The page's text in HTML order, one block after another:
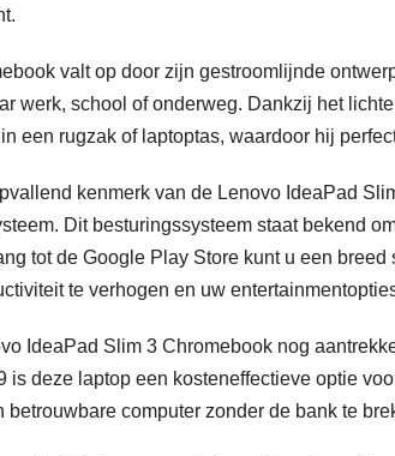
valt op door zijn gestroomlijnde
werk, school of onderweg. Dankzij het
een rugzak of laptoptas, waardoor hij
kenmerk van de Lenovo IdeaPad
Dit besturingssysteem staat bekend
tot de Google Play Store kunt u een
te verhogen en uw
IdeaPad Slim 3 Chromebook nog
is deze laptop een kosteneffectieve optie
betrouwbare computer zonder de bank te